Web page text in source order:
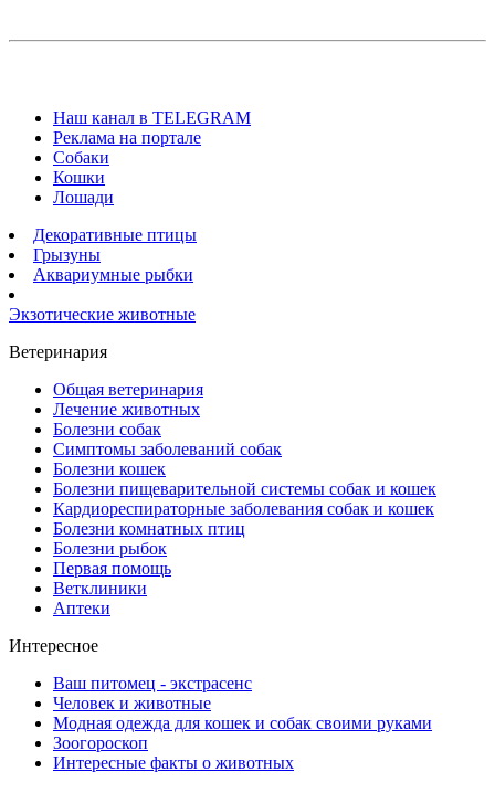
Наш канал в TELEGRAM
Реклама на портале
Собаки
Кошки
Лошади
Декоративные птицы
Грызуны
Аквариумные рыбки
Экзотические животные
Ветеринария
Общая ветеринария
Лечение животных
Болезни собак
Симптомы заболеваний собак
Болезни кошек
Болезни пищеварительной системы собак и кошек
Кардиореспираторные заболевания собак и кошек
Болезни комнатных птиц
Болезни рыбок
Первая помощь
Ветклиники
Аптеки
Интересное
Ваш питомец - экстрасенс
Человек и животные
Модная одежда для кошек и собак своими руками
Зоогороскоп
Интересные факты о животных